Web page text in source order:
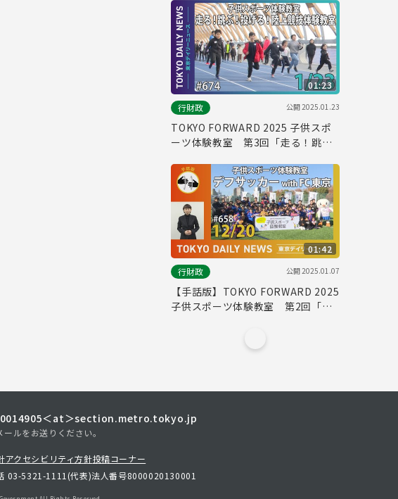
室」（令和7年1月23日 東京デイリ
ーニュース No.674）
01:23
行財政
公開2025.01.23
TOKYO FORWARD 2025 子供スポ
ーツ体験教室 第3回「走る！跳
（令和7年1月23日 東京デイリーニ
ュース No.674）
01:42
行財政
公開2025.01.07
【手話版】TOKYO FORWARD 2025
子供スポーツ体験教室 第2回「デ
ュース No.658）
＜at＞section.metro.tokyo.jp
ルをお送りください。
アクセシビリティ方針投稿コーナー
03-5321-1111(代表)法人番号8000020130001